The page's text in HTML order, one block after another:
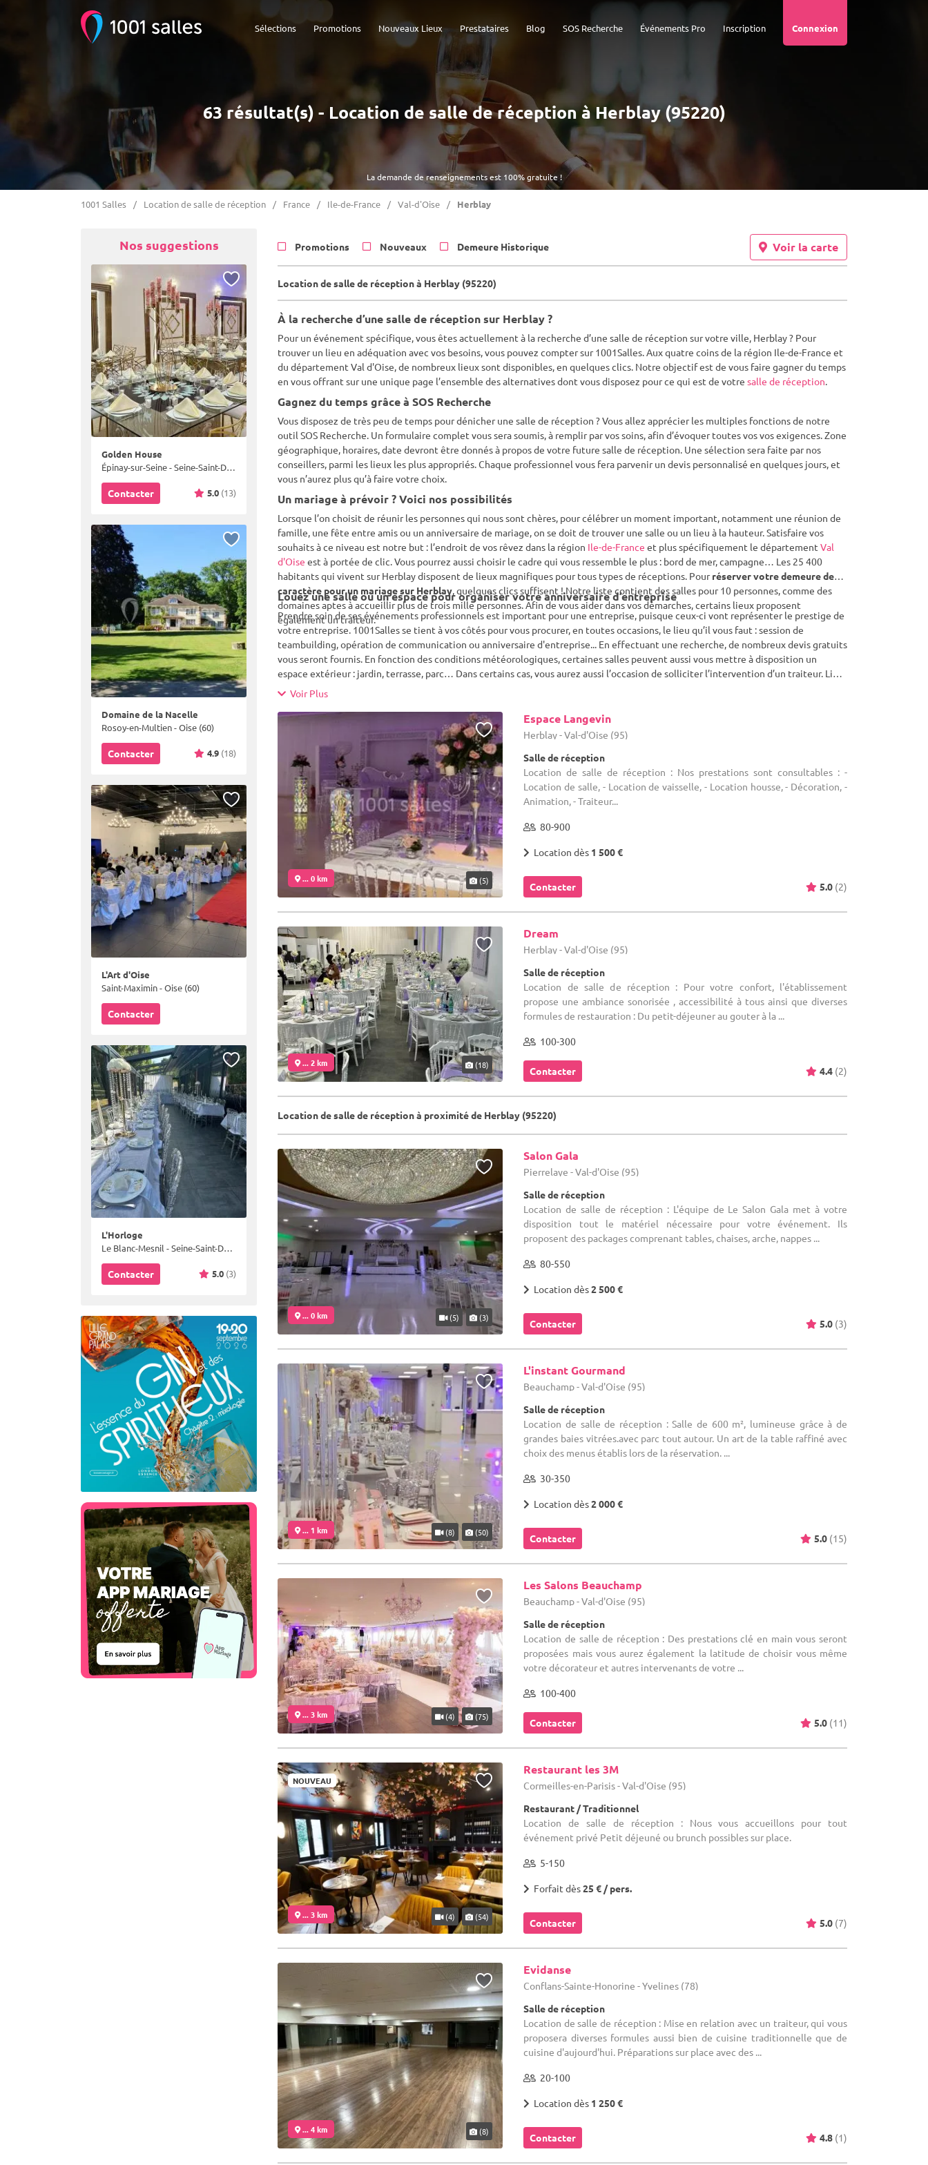
Connexion
Inscription
Événements Pro
SOS Recherche
Blog
Prestataires
Nouveaux Lieux
Promotions
Sélections
La demande de renseignements est 100% gratuite !
63 résultat(s) - Location de salle de réception à Herblay (95220)
1001 Salles Location de salle de réception France Ile-de-France Val-d'Oise Herblay
Nos suggestions
Golden House
Épinay-sur-Seine - Seine-Saint-Denis (93)
Contacter 5.0 (13)
Domaine de la Nacelle
Rosoy-en-Multien - Oise (60)
Contacter 4.9 (18)
L'Art d'Oise
Saint-Maximin - Oise (60)
Contacter
L'Horloge
Le Blanc-Mesnil - Seine-Saint-Denis (93)
Contacter 5.0 (3)
Promotions Nouveaux Demeure Historique Voir la carte
Location de salle de réception à Herblay (95220)
À la recherche d’une salle de réception sur Herblay ?
Pour un événement spécifique, vous êtes actuellement à la recherche d’une salle de réception sur votre ville, Herblay ? Pour
trouver un lieu en adéquation avec vos besoins, vous pouvez compter sur 1001Salles. Aux quatre coins de la région Ile-de-France et
du département Val d'Oise, de nombreux lieux sont disponibles, en quelques clics. Notre objectif est de vous faire gagner du temps
en vous offrant sur une unique page l’ensemble des alternatives dont vous disposez pour ce qui est de votre salle de réception.
Gagnez du temps grâce à SOS Recherche
Vous disposez de très peu de temps pour dénicher une salle de réception ? Vous allez apprécier les multiples fonctions de notre
outil SOS Recherche. Un formulaire complet vous sera soumis, à remplir par vos soins, afin d’évoquer toutes vos vos exigences. Zone
géographique, horaires, date devront être donnés à propos de votre future salle de réception. Une sélection sera faite par nos
conseillers, parmi les lieux les plus appropriés. Chaque professionnel vous fera parvenir un devis personnalisé en quelques jours, et
vous n’aurez plus qu’à faire votre choix.
Un mariage à prévoir ? Voici nos possibilités
Lorsque l’on choisit de réunir les personnes qui nous sont chères, pour célébrer un moment important, notamment une réunion de
famille, une fête entre amis ou un anniversaire de mariage, on se doit de trouver une salle ou un lieu à la hauteur. Satisfaire vos
souhaits à ce niveau est notre but : l’endroit de vos rêvez dans la région Ile-de-France et plus spécifiquement le département Val
d'Oise est à portée de clic. Vous pourrez aussi choisir le cadre qui vous ressemble le plus : bord de mer, campagne… Les 25 400
habitants qui vivent sur Herblay disposent de lieux magnifiques pour tous types de réceptions. Pourréserver votre demeure de
caractère pour un mariage sur Herblay, quelques clics suffisent ! Notre liste contient des salles pour 10 personnes, comme des
domaines aptes à accueillir plus de trois mille personnes. Afin de vous aider dans vos démarches, certains lieux proposent
également un traiteur.
Louez une salle ou un espace pour organiser votre anniversaire d’entreprise
Prendre soin de ses événements professionnels est important pour une entreprise, puisque ceux-ci vont représenter le prestige de
votre entreprise. 1001Salles se tient à vos côtés pour vous procurer, en toutes occasions, le lieu qu’il vous faut : session de
teambuilding, opération de communication ou anniversaire d'entreprise... En effectuant une recherche, de nombreux devis gratuits
vous seront fournis. En fonction des conditions météorologiques, certaines salles peuvent aussi vous mettre à disposition un
espace extérieur : jardin, terrasse, parc… Dans certains cas, vous aurez aussi l’occasion de solliciter l’intervention d’un traiteur. Lieu
original ou plus classique, trouvez un lieu de réception qui vous ressemble vraiment sur Herblay, dans le département Val d'Oise.
Voir Plus
... 0 km (5)
Espace Langevin
Herblay - Val-d'Oise (95)
Salle de réception
Location de salle de réception : Nos prestations sont consultables : -
Location de salle, - Location de vaisselle, - Location housse, - Décoration, -
Animation, - Traiteur...
80-900
Location dès 1 500 €
Contacter 5.0 (2)
... 2 km (18)
Dream
Herblay - Val-d'Oise (95)
Salle de réception
Location de salle de réception : Pour votre confort, l'établissement
propose une ambiance sonorisée , accessibilité à tous ainsi que diverses
formules de restauration : Du petit-déjeuner au gouter à la ...
100-300
Contacter 4.4 (2)
Location de salle de réception à proximité de Herblay (95220)
... 0 km (5) (3)
Salon Gala
Pierrelaye - Val-d'Oise (95)
Salle de réception
Location de salle de réception : L'équipe de Le Salon Gala met à votre
disposition tout le matériel nécessaire pour votre événement. Ils
proposent des packages comprenant tables, chaises, arche, nappes ...
80-550
Location dès2 500 €
Contacter 5.0 (3)
... 1 km (8) (50)
L'instant Gourmand
Beauchamp - Val-d'Oise (95)
Salle de réception
Location de salle de réception : Salle de 600 m², lumineuse grâce à de
grandes baies vitrées.avec parc tout autour. Un art de la table raffiné avec
choix des menus établis lors de la réservation. ...
30-350
Location dès2 000 €
Contacter 5.0 (15)
... 3 km (4) (75)
Les Salons Beauchamp
Beauchamp - Val-d'Oise (95)
Salle de réception
Location de salle de réception : Des prestations clé en main vous seront
proposées mais vous aurez également la latitude de choisir vous même
votre décorateur et autres intervenants de votre ...
100-400
Contacter 5.0 (11)
NOUVEAU
... 3 km (4) (54)
Restaurant les 3M
Cormeilles-en-Parisis - Val-d'Oise (95)
Restaurant / Traditionnel
Location de salle de réception : Nous vous accueillons pour tout
événement privé Petit déjeuné ou brunch possibles sur place.
5-150
Forfait dès25 € / pers.
Contacter 5.0 (7)
... 4 km (8)
Evidanse
Conflans-Sainte-Honorine - Yvelines (78)
Salle de réception
Location de salle de réception : Mise en relation avec un traiteur, qui vous
proposera diverses formules aussi bien de cuisine traditionnelle que de
cuisine d'aujourd'hui. Préparations sur place avec des ...
20-100
Location dès 1 250 €
Contacter 4.8 (1)